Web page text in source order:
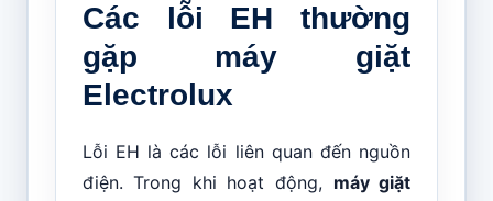
Các lỗi EH thường
gặp máy giặt
Electrolux
Lỗi EH là các lỗi liên quan đến nguồn
điện. Trong khi hoạt động, máy giặt